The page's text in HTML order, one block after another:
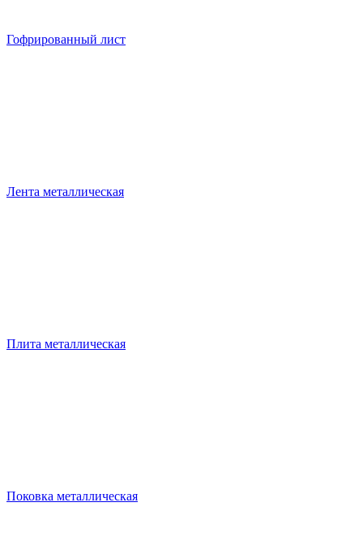
Гофрированный лист
Лента металлическая
Плита металлическая
Поковка металлическая